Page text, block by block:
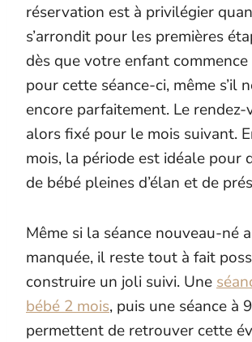
réservation est à privilégier
s’arrondit pour les premières
dès que votre enfant commence
pour cette séance-ci, même s’il
encore parfaitement. Le rendez-
alors fixé pour le mois suivant.
mois, la période est idéale pour
de bébé pleines d’élan et de
Même si la séance nouveau-né
manquée, il reste tout à fait
construire un joli suivi. Une
bébé 2 mois, puis une séance à
permettent de retrouver cette